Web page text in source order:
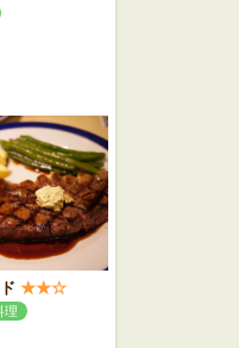
★★☆
理